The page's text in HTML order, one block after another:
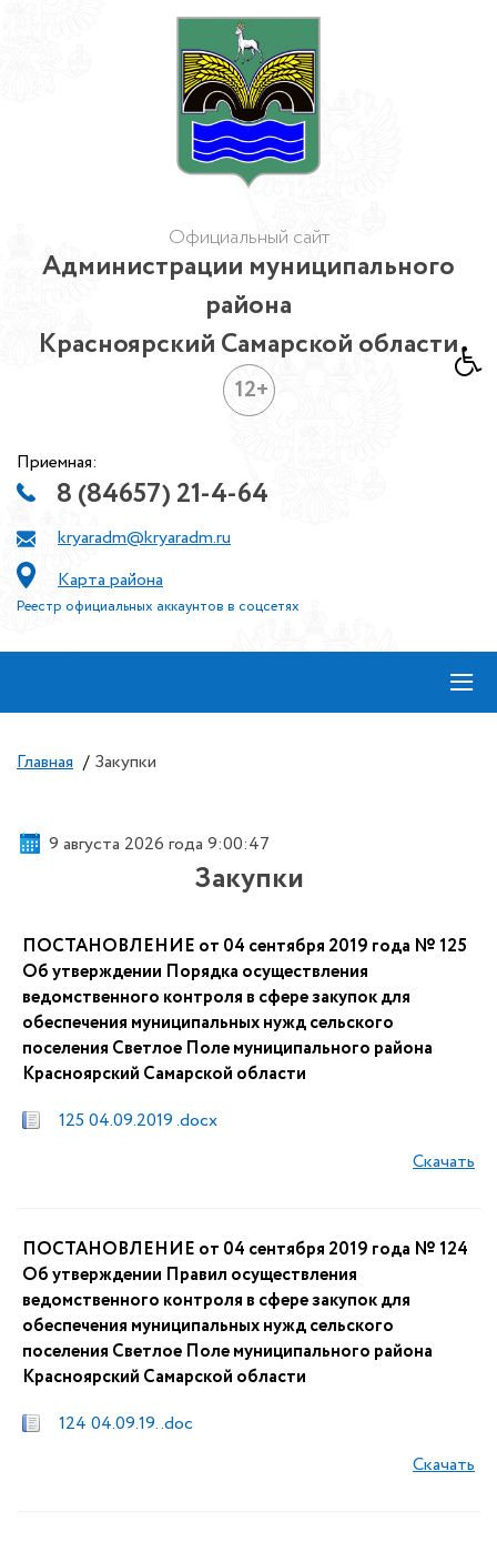
Официальный сайт
Администрации муниципального
района
Красноярский Самарской области
12+
Приемная:
8 (84657) 21-4-64
kryaradm@kryaradm.ru
Карта района
Реестр официальных аккаунтов в соцсетях
≡
Главная / Закупки
9 августа 2026 года 9:00:48
Закупки
ПОСТАНОВЛЕНИЕ от 04 сентября 2019 года № 125
Об утверждении Порядка осуществления
ведомственного контроля в сфере закупок для
обеспечения муниципальных нужд сельского
поселения Светлое Поле муниципального района
Красноярский Самарской области
125 04.09.2019 .docx
Скачать
ПОСТАНОВЛЕНИЕ от 04 сентября 2019 года № 124
Об утверждении Правил осуществления
ведомственного контроля в сфере закупок для
обеспечения муниципальных нужд сельского
поселения Светлое Поле муниципального района
Красноярский Самарской области
124 04.09.19. .doc
Скачать